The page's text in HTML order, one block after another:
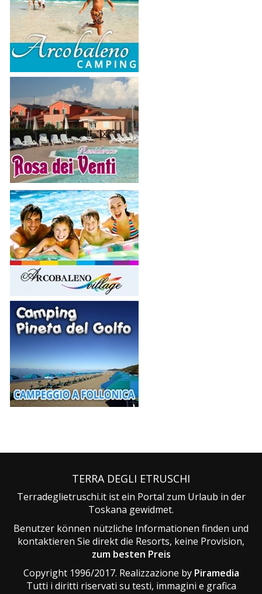
TERRA DEGLI ETRUSCHI
Terradeglietruschi.it ist ein Portal zum Urlaub in der
Toskana gewidmet.
Benutzer können nützliche Informationen finden und
kontaktieren Sie direkt die Resorts, keine Provision,
zum besten Preis
Copyright 1996/2017. Realizzazione by Piramedia
Tutti i diritti riservati su testi, immagini e grafica